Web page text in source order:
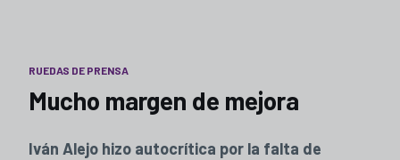
RUEDAS DE PRENSA
Mucho margen de mejora
Iván Alejo hizo autocrítica por la falta de